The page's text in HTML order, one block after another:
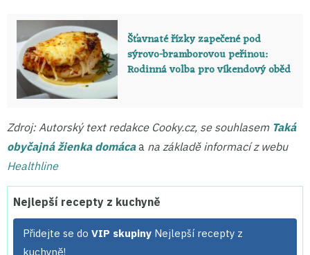
Šťavnaté řízky zapečené pod
sýrovo-bramborovou peřinou:
Rodinná volba pro víkendový oběd
Zdroj: Autorský text redakce Cooky.cz, se souhlasem Taká
obyčajná žienka domáca a na základě informací z webu
Healthline
Nejlepší recepty z kuchyně
Přidejte se do VIP skupiny Nejlepší recepty z
kuchyně!